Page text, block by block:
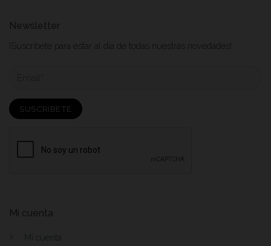
Mi cuenta
Mi cuenta
Newsletter
¡Suscribete para estar al dia de todas nuestras novedades!